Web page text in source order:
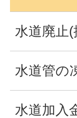
水道廃止
水道管の
水道加入